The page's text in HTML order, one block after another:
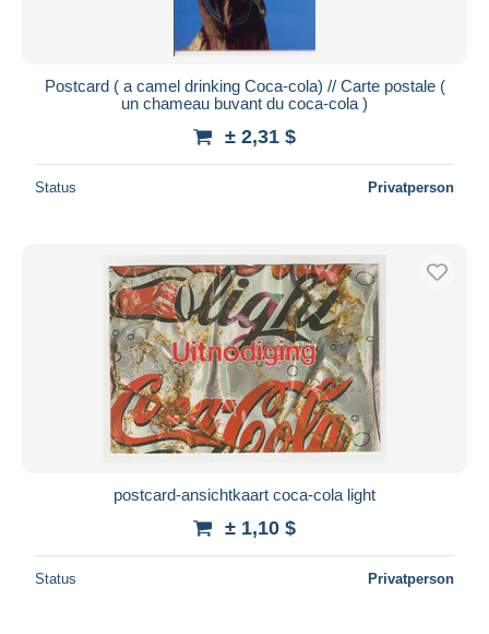
Postcard ( a camel drinking Coca-cola) // Carte postale (
un chameau buvant du coca-cola )
± 2,31 $
Status Privatperson
postcard-ansichtkaart coca-cola light
± 1,10 $
Status Privatperson